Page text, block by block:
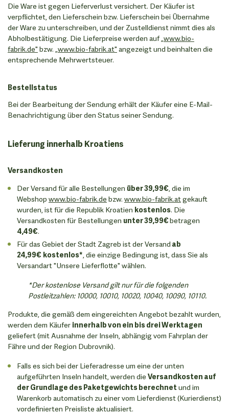
Die Ware ist gegen Lieferverlust versichert. Der Käufer ist
verpflichtet, den Lieferschein bzw. Lieferschein bei Übernahme
der Ware zu unterschreiben, und der Zustelldienst nimmt dies als
Abholbestätigung. Die Lieferpreise werden auf„www.bio-
fabrik.de" bzw. „www.bio-fabrik.at" angezeigt und beinhalten die
entsprechende Mehrwertsteuer.
Bestellstatus
Bei der Bearbeitung der Sendung erhält der Käufer eine E-Mail-
Benachrichtigung über den Status seiner Sendung.
Lieferung innerhalb Kroatiens
Versandkosten
Der Versand für alle Bestellungen über 39,99€, die im
Webshop www.bio-fabrik.de bzw. www.bio-fabrik.atgekauft
wurden, ist für die Republik Kroatien kostenlos. Die
Versandkosten für Bestellungen unter 39,99€betragen
4,49€.
Für das Gebiet der Stadt Zagreb ist der Versand ab
24,99€ kostenlos*, die einzige Bedingung ist, dass Sie als
Versandart "Unsere Lieferflotte" wählen.
*Der kostenlose Versand gilt nur für die folgenden
Postleitzahlen: 10000, 10010, 10020, 10040, 10090, 10110.
Produkte, die gemäß dem eingereichten Angebot bezahlt wurden,
werden dem Käufer innerhalb von ein bis drei Werktagen
geliefert (mit Ausnahme der Inseln, abhängig vom Fahrplan der
Fähre und der Region Dubrovnik).
Falls es sich bei der Lieferadresse um eine der unten
aufgeführten Inseln handelt, werden die Versandkosten auf
der Grundlage des Paketgewichts berechnetund im
Warenkorb automatisch zu einer vom Lieferdienst (Kurierdienst)
vordefinierten Preisliste aktualisiert.